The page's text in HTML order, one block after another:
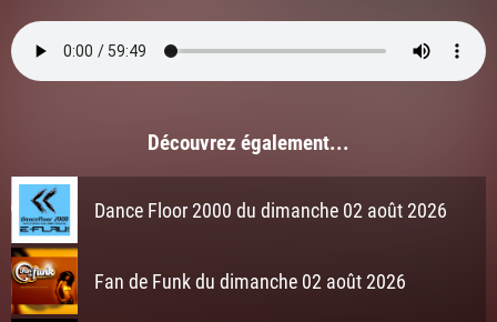
Découvrez également...
Dance Floor 2000 du dimanche 02 août 2026
Fan de Funk du dimanche 02 août 2026